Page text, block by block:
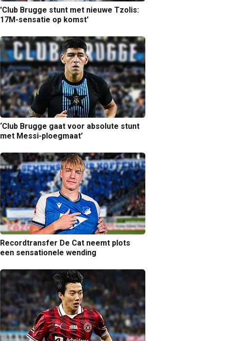
'Club Brugge stunt met nieuwe Tzolis:
17M-sensatie op komst'
‘Club Brugge gaat voor absolute stunt
met Messi-ploegmaat’
Recordtransfer De Cat neemt plots
een sensationele wending